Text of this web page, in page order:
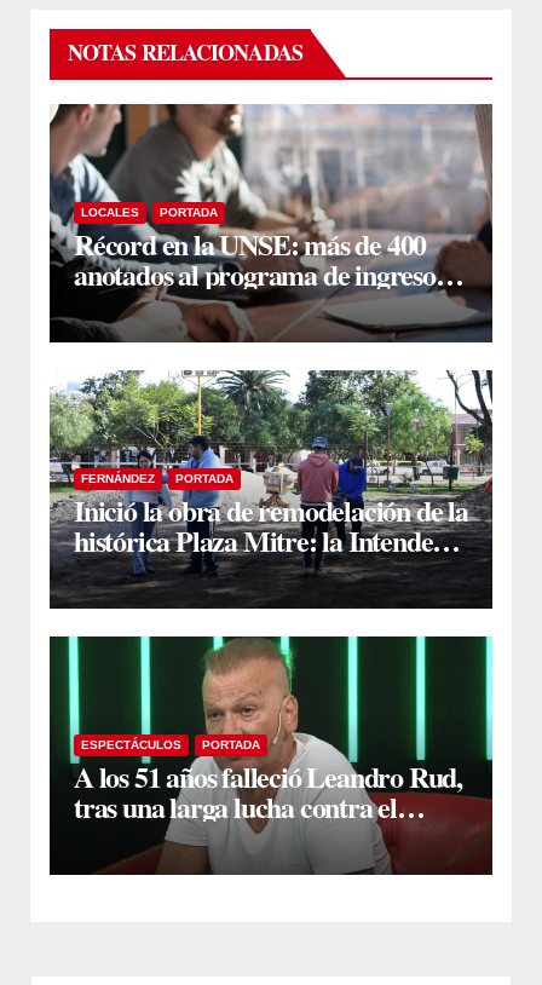
NOTAS RELACIONADAS
LOCALES PORTADA
Récord en la UNSE: más de 400
anotados al programa de ingreso
sin secundario
FERNÁNDEZ PORTADA
Inició la obra de remodelación de la
histórica Plaza Mitre: la Intendente
Yanina Iturre supervisó los
primeros trabajos
ESPECTÁCULOS PORTADA
A los 51 años falleció Leandro Rud,
tras una larga lucha contra el